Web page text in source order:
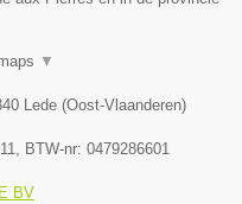
▼
Lede (Oost-Vlaanderen)
, BTW-nr: 0479286601
BV